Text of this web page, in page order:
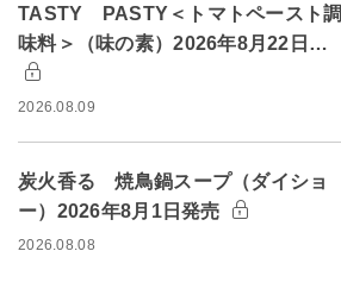
TASTY PASTY＜トマトペースト調
味料＞（味の素）2026年8月22日…
2026.08.09
炭火香る 焼鳥鍋スープ（ダイショ
ー）2026年8月1日発売
2026.08.08